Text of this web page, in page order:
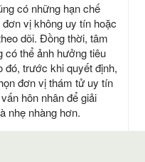
có những hạn chế
vị không uy tín hoặc
dõi. Đồng thời, tâm
có thể ảnh hưởng tiêu
trước khi quyết định,
đơn vị thám tử uy tín
hôn nhân để giải
nhẹ nhàng hơn.